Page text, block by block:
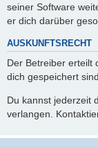
seiner Software
er dich darüber
AUSKUNFTSRECHT
Der Betreiber erteilt
dich gespeichert sind.
Du kannst jederzeit
verlangen.